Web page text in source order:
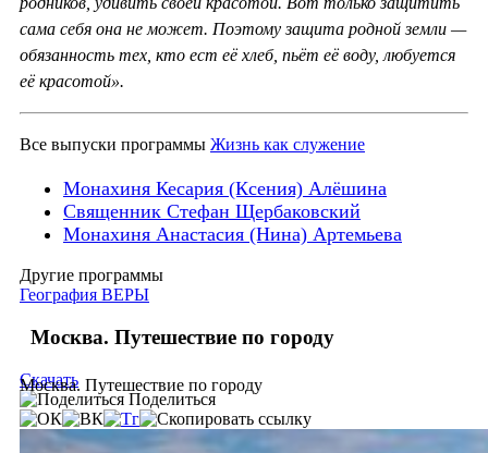
сама себя она не может. Поэтому защита родной земли —
обязанность тех, кто ест её хлеб, пьёт её воду, любуется
её красотой».
Все выпуски программы Жизнь как служение
Монахиня Кесария (Ксения) Алёшина
Священник Стефан Щербаковский
Монахиня Анастасия (Нина) Артемьева
Другие программы
География ВЕРЫ
Москва. Путешествие по городу
Москва. Путешествие по городу
Скачать
Поделиться